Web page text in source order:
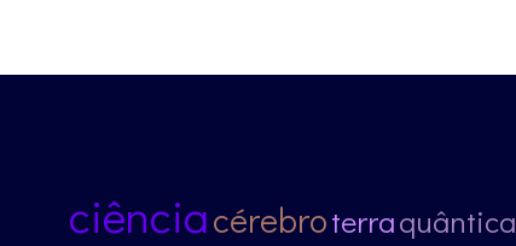
ciênciacérebroterraquântica